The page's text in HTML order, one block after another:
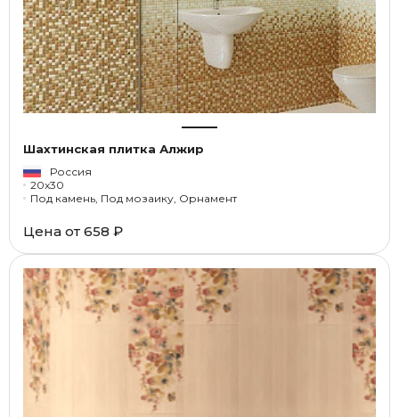
Шахтинская плитка Алжир
Россия
20x30
Под камень, Под мозаику, Орнамент
Цена от 658 ₽